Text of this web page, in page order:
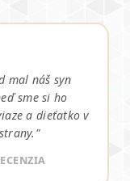
mal náš syn
sme si ho
a dieťatko v